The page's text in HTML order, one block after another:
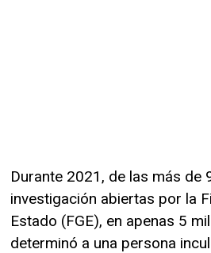
Durante 2021, de las más de
investigación abiertas por la
Estado (FGE), en apenas 5
determinó a una persona